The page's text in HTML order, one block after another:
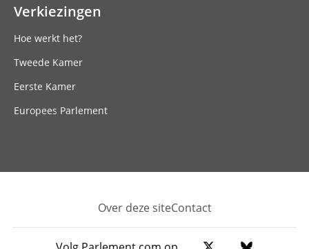
Verkiezingen
Hoe werkt het?
Tweede Kamer
Eerste Kamer
Europees Parlement
Footer
Over deze siteContact